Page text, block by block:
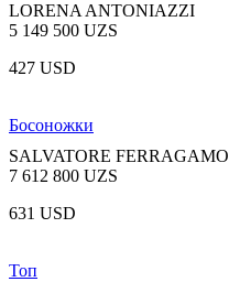
LORENA ANTONIAZZI
5 149 500 UZS
427 USD
Босоножки
SALVATORE FERRAGAMO
7 612 800 UZS
631 USD
Топ